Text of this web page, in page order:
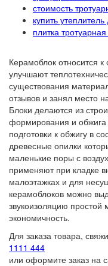
стоимость
купить
плитка тротуарная
Керамоблок относится
улучшают
существования
отзывов и занял место
Блоки делаются из
формирования и обжига
подготовки к обжигу в
древесные опилки
маленькие поры с
применяют при кладке
малоэтажках и для
керамоблоков можно
звукоизоляцию
экономичность.
Для заказа товара,
1111 444
или оформите заказ на